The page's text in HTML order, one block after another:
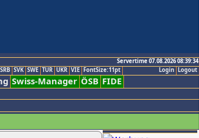
Servertime 07.08.2026 08:39:34
Logout
Login
SRB SVK SWE TUR UKR VIE FontSize:11pt
Swiss-Manager ÖSB FIDE